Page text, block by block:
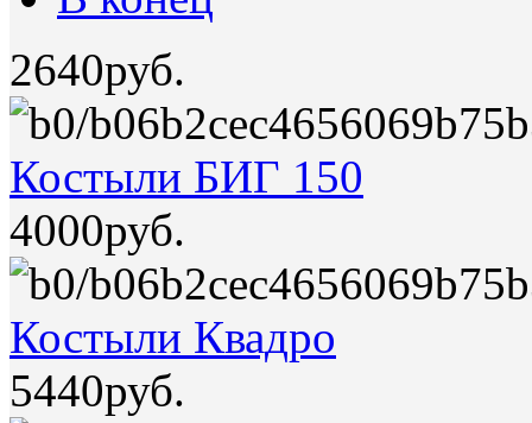
2640руб.
Костыли БИГ 150
4000руб.
Костыли Квадро
5440руб.